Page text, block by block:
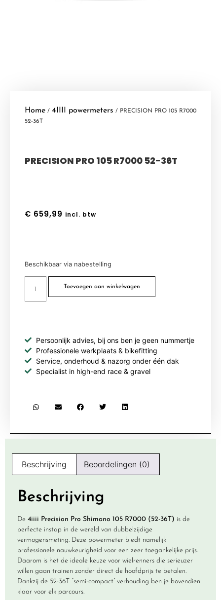
Home / 4IIII powermeters / PRECISION PRO 105 R7000
52-36T
PRECISION PRO 105 R7000 52-36T
€ 659,99 incl. btw
Beschikbaar via nabestelling
Toevoegen aan winkelwagen
Persoonlijk advies, bij ons ben je geen nummertje
Professionele werkplaats & bikefitting
Service, onderhoud & nazorg onder één dak
Specialist in high-end race & gravel
Beschrijving Beoordelingen (0)
Beschrijving
De 4iiii Precision Pro Shimano 105 R7000 (52-36T) is de
perfecte instap in de wereld van dubbelzijdige
vermogensmeting. Deze powermeter biedt namelijk
professionele nauwkeurigheid voor een zeer toegankelijke prijs.
Daarom is het de ideale keuze voor wielrenners die serieuzer
willen gaan trainen zonder direct de hoofdprijs te betalen.
Dankzij de 52-36T “semi-compact” verhouding ben je bovendien
klaar voor elk parcours.